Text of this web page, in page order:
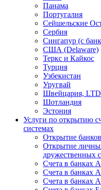
Панама
Португалия
Сейшельские
Сербия
Сингапур (c
США (Delaware)
Теркс и Кайкос
Турция
Узбекистан
Уругвай
Швейцария, LTD
Шотландия
Эстония
Услуги по открытию
системах
Открытие
Открытие
дружественных
Счета в банках
Счета в банках
Счета в банках